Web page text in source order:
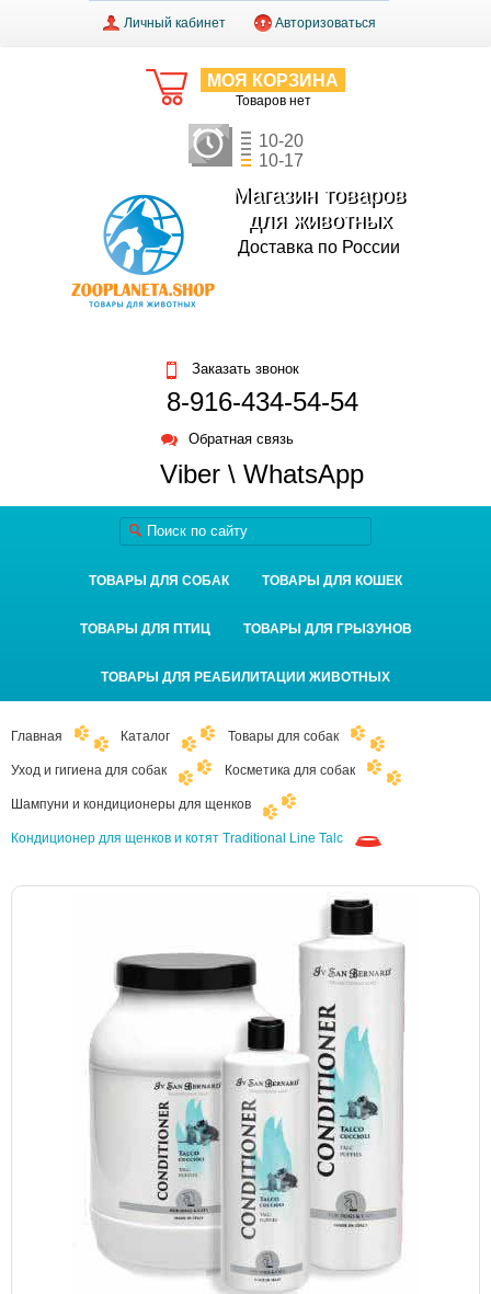
Личный кабинет Авторизоваться
МОЯ КОРЗИНА
Товаров нет
10-20
10-17
Магазин товаров
для животных
Доставка по России
Заказать звонок
8-916-434-54-54
Обратная связь
Viber \ WhatsApp
ТОВАРЫ ДЛЯ СОБАК ТОВАРЫ ДЛЯ КОШЕК
ТОВАРЫ ДЛЯ ПТИЦ ТОВАРЫ ДЛЯ ГРЫЗУНОВ
ТОВАРЫ ДЛЯ РЕАБИЛИТАЦИИ ЖИВОТНЫХ
Главная Каталог Товары для собак
Уход и гигиена для собак Косметика для собак
Шампуни и кондиционеры для щенков
Кондиционер для щенков и котят Traditional Line Talc